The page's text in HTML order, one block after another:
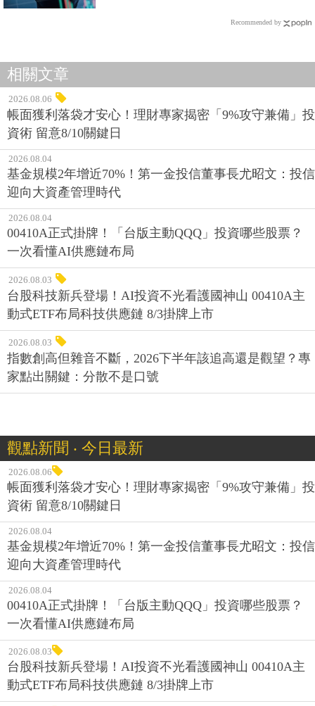
Recommended by
相關文章
2026.08.06
帳面獲利落袋才安心！理財專家揭密「9%攻守兼備」投
資術 留意8/10關鍵日
2026.08.04
基金規模2年增近70%！第一金投信董事長尤昭文：投信
迎向大資產管理時代
2026.08.04
00410A正式掛牌！「台版主動QQQ」投資哪些股票？
一次看懂AI供應鏈布局
2026.08.03
台股科技新兵登場！AI投資不光看護國神山 00410A主
動式ETF布局科技供應鏈 8/3掛牌上市
2026.08.03
指數創高但雜音不斷，2026下半年該追高還是觀望？專
家點出關鍵：分散不是口號
觀點新聞 ‧ 今日最新
2026.08.06
帳面獲利落袋才安心！理財專家揭密「9%攻守兼備」投
資術 留意8/10關鍵日
2026.08.04
基金規模2年增近70%！第一金投信董事長尤昭文：投信
迎向大資產管理時代
2026.08.04
00410A正式掛牌！「台版主動QQQ」投資哪些股票？
一次看懂AI供應鏈布局
2026.08.03
台股科技新兵登場！AI投資不光看護國神山 00410A主
動式ETF布局科技供應鏈 8/3掛牌上市